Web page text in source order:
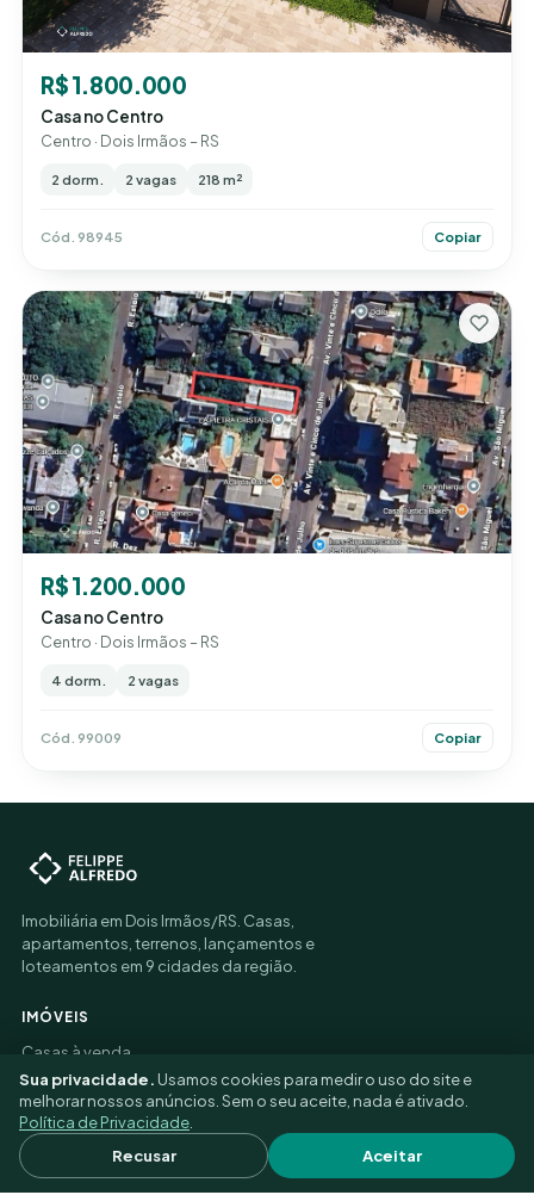
R$ 1.800.000
Casa no Centro
Centro · Dois Irmãos – RS
2 dorm. 2 vagas 218 m²
Cód. 98945 Copiar
R$ 1.200.000
Casa no Centro
Centro · Dois Irmãos – RS
4 dorm. 2 vagas
Cód. 99009 Copiar
Imobiliária em Dois Irmãos/RS. Casas,
apartamentos, terrenos, lançamentos e
loteamentos em 9 cidades da região.
IMÓVEIS
Casas à venda
Apartamentos à venda
Terrenos à venda
Imóveis para alugar
Como alugar
Índices de reajuste
A imobiliária
Sua privacidade. Usamos cookies para medir o uso do site e
melhorar nossos anúncios. Sem o seu aceite, nada é ativado.
Política de Privacidade
Recusar
Aceitar